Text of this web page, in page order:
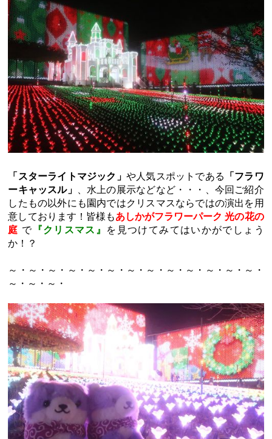
「スターライトマジック」 や人気スポットである 「フラワ
ーキャッスル」 、水上の展示などなど・・・、今回ご紹介
したもの以外にも園内ではクリスマスならではの演出を用
意しております！皆様もあしかがフラワーパーク 光の花の
庭 で 『クリスマス』 を見つけてみてはいかがでしょう
か！？
～・～・～・～・～・～・～・～・～・～・～・～・～・
～・～・～・